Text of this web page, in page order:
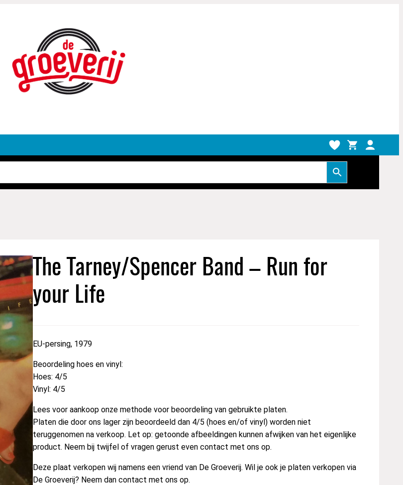
The Tarney/Spencer Band – Run for
your Life
EU-persing, 1979
Beoordeling hoes en vinyl:
Hoes: 4/5
Vinyl: 4/5
Lees voor aankoop onze methode voor beoordeling van gebruikte platen.
Platen die door ons lager zijn beoordeeld dan 4/5 (hoes en/of vinyl) worden niet
teruggenomen na verkoop. Let op: getoonde afbeeldingen kunnen afwijken van het eigenlijke
product. Neem bij twijfel of vragen gerust even contact met ons op.
Deze plaat verkopen wij namens een vriend van De Groeverij. Wil je ook je platen verkopen via
De Groeverij? Neem dan contact met ons op.